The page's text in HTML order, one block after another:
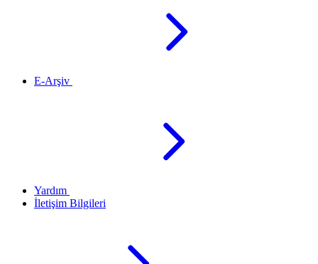
E-Arşiv
Yardım
İletişim Bilgileri